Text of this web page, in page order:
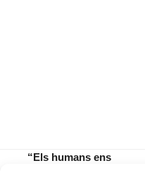
“Els humans ens